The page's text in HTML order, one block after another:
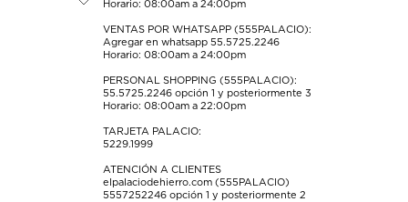
envío.
Horario: 08:00am a 24:00pm
VENTAS POR WHATSAPP (555PALACIO):
Agregar en whatsapp 55.5725.2246
Horario: 08:00am a 24:00pm
PERSONAL SHOPPING (555PALACIO):
55.5725.2246 opción 1 y posteriormente 3
Horario: 08:00am a 22:00pm
TARJETA PALACIO:
5229.1999
ATENCIÓN A CLIENTES
elpalaciodehierro.com (555PALACIO)
5557252246 opción 1 y posteriormente 2